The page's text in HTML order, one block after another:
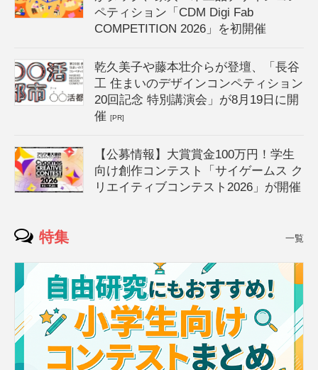
ペティション「CDM Digi Fab
COMPETITION 2026」を初開催
乾久美子や藤本壮介らが登壇、「長谷
工 住まいのデザインコンペティション
20回記念 特別講演会」が8月19日に開
催[PR]
【公募情報】大賞賞金100万円！学生
向け創作コンテスト「サイゲームス ク
リエイティブコンテスト2026」が開催
特集 一覧